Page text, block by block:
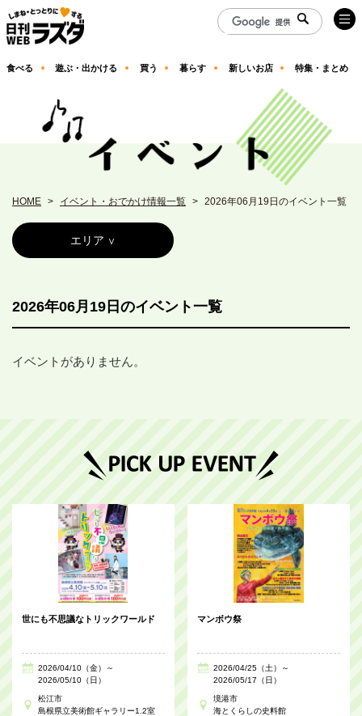
食べる 遊ぶ・出かける 買う 暮らす 新しいお店 特集・まとめ
HOME イベント・おでかけ情報一覧 2026年06月19日のイベント一覧
エリア
2026年06月19日のイベント一覧
イベントがありません。
世にも不思議なトリックワールド
2026/04/10（金）～
2026/05/10（日）
松江市
島根県立美術館ギャラリー1.2室
マンボウ祭
2026/04/25（土）～
2026/05/17（日）
境港市
海とくらしの史料館